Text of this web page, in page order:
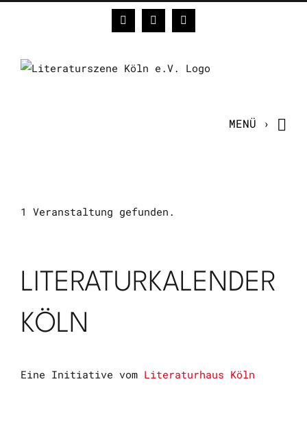
FacebookInstagram
E-
Mail
1 Veranstaltung gefunden.
LITERATURKALENDER
KÖLN
Eine Initiative vom Literaturhaus Köln